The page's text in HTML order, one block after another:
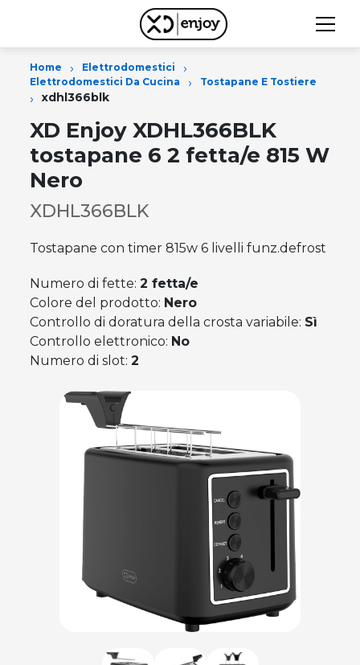
Home › Elettrodomestici ›
Elettrodomestici Da Cucina › Tostapane E Tostiere
› xdhl366blk
XD Enjoy XDHL366BLK
tostapane 6 2 fetta/e 815 W
Nero
XDHL366BLK
Tostapane con timer 815w 6 livelli funz.defrost
Numero di fette:2 fetta/e
Colore del prodotto: Nero
Controllo di doratura della crosta variabile: Sì
Controllo elettronico: No
Numero di slot:2